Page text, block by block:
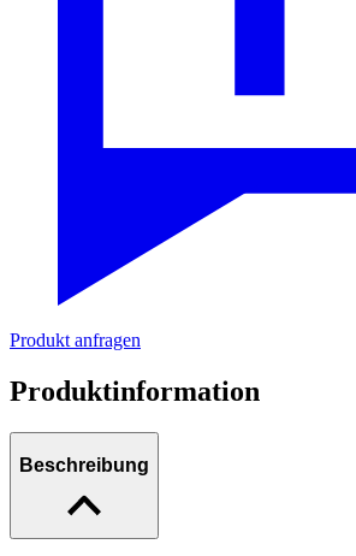
Produkt anfragen
Produktinformation
Beschreibung